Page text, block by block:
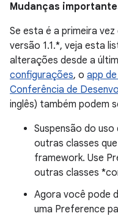
Mudanças
Se esta é a primeira
versão 1.1.*, veja esta
alterações desde a
configurações, o app
Conferência de
inglês) também podem
Suspensão do
outras classes
framework. Use
outras classes
Agora você pode
uma Preference